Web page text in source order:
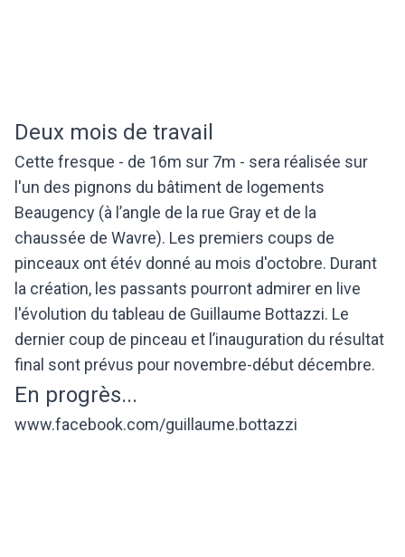
Deux mois de travail
Cette fresque - de 16m sur 7m - sera réalisée sur
l'un des pignons du bâtiment de logements
Beaugency (à l’angle de la rue Gray et de la
chaussée de Wavre). Les premiers coups de
pinceaux ont étév donné au mois d'octobre. Durant
la création, les passants pourront admirer en live
l'évolution du tableau de Guillaume Bottazzi. Le
dernier coup de pinceau et l’inauguration du résultat
final sont prévus pour novembre-début décembre.
En progrès...
www.facebook.com/guillaume.bottazzi